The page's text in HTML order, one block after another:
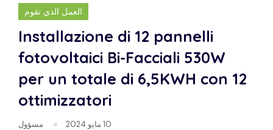
العمل الذي تقوم
Installazione di 12 pannelli
fotovoltaici Bi-Facciali 530W
per un totale di 6,5KWH con 12
ottimizzatori
10 مايو 2024 مسؤول